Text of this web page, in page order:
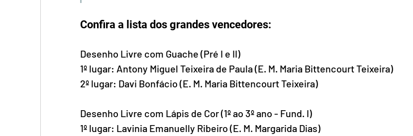
Confira a lista dos grandes vencedores:
Desenho Livre com Guache (Pré I e II)
1º lugar: Antony Miguel Teixeira de Paula (E. M. Maria Bittencourt Teixeira)
2º lugar: Davi Bonfácio (E. M. Maria Bittencourt Teixeira)
Desenho Livre com Lápis de Cor (1º ao 3º ano - Fund. I)
1º lugar: Lavinia Emanuelly Ribeiro (E. M. Margarida Dias)